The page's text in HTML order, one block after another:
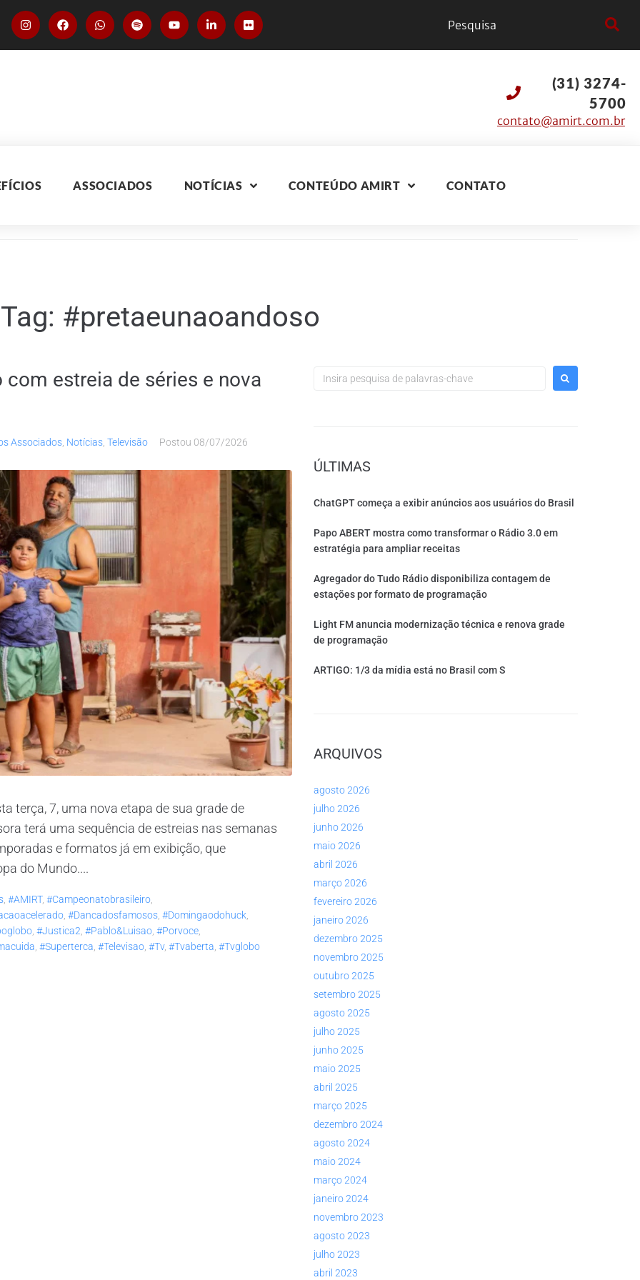
(31) 3274-
5700
contato@amirt.com.br
ASSOCIADOS NOTÍCIAS CONTEÚDO AMIRT CONTATO
Tag: #pretaeunaoandoso
estreia de séries e nova
Associados Notícias Televisão Postou 08/07/2026
terça, 7, uma nova etapa de sua grade de
terá uma sequência de estreias nas semanas
e formatos já em exibição, que
do Mundo....
#AMIRT, #campeonatobrasileiro
#dancadosfamosos #domingaodohuck
#justica2 #pablo&luisao #porvoce
#superterca #televisao #tv, #tvaberta #tvglobo
ÚLTIMAS
ChatGPT começa a exibir anúncios aos usuários do Brasil
Papo ABERT mostra como transformar o Rádio 3.0 em
estratégia para ampliar receitas
Agregador do Tudo Rádio disponibiliza contagem de
estações por formato de programação
Light FM anuncia modernização técnica e renova grade
de programação
ARTIGO: 1/3 da mídia está no Brasil com S
ARQUIVOS
agosto 2026
julho 2026
junho 2026
maio 2026
abril 2026
março 2026
fevereiro 2026
janeiro 2026
dezembro 2025
novembro 2025
outubro 2025
setembro 2025
agosto 2025
julho 2025
junho 2025
maio 2025
abril 2025
março 2025
dezembro 2024
agosto 2024
maio 2024
março 2024
janeiro 2024
novembro 2023
agosto 2023
julho 2023
abril 2023